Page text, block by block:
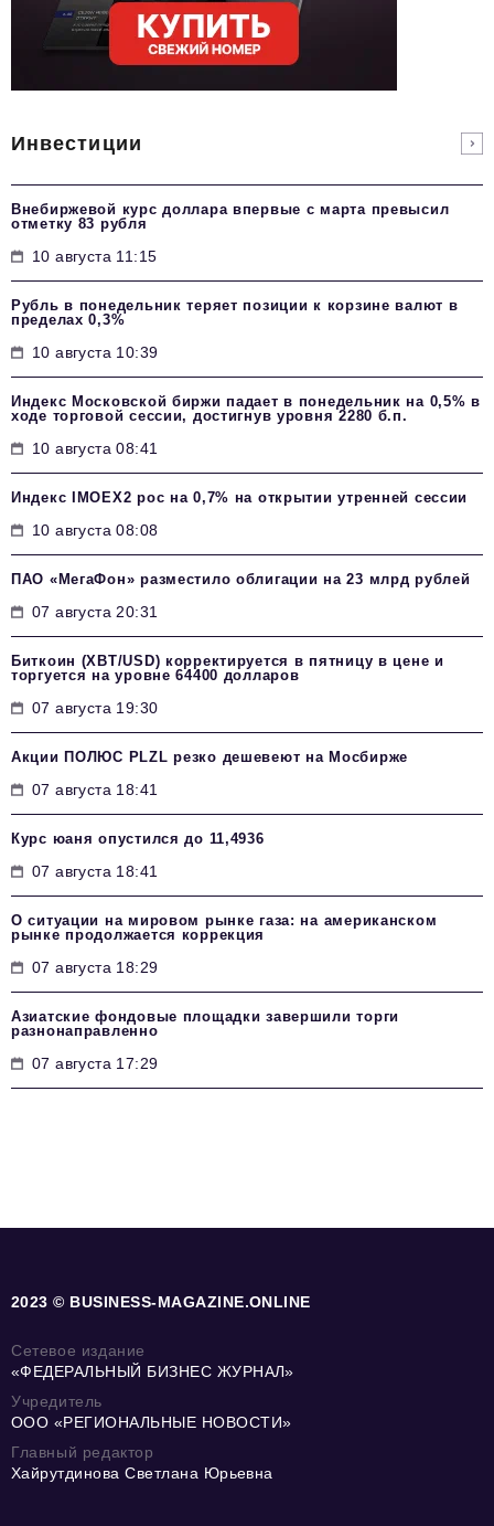
Инвестиции
Внебиржевой курс доллара впервые с марта превысил
отметку 83 рубля
10 августа 11:15
Рубль в понедельник теряет позиции к корзине валют в
пределах 0,3%
10 августа 10:39
Индекс Московской биржи падает в понедельник на 0,5% в
ходе торговой сессии, достигнув уровня 2280 б.п.
10 августа 08:41
Индекс IMOEX2 рос на 0,7% на открытии утренней сессии
10 августа 08:08
ПАО «МегаФон» разместило облигации на 23 млрд рублей
07 августа 20:31
Биткоин (XBT/USD) корректируется в пятницу в цене и
торгуется на уровне 64400 долларов
07 августа 19:30
Акции ПОЛЮС PLZL резко дешевеют на Мосбирже
07 августа 18:41
Курс юаня опустился до 11,4936
07 августа 18:41
О ситуации на мировом рынке газа: на американском
рынке продолжается коррекция
07 августа 18:29
Азиатские фондовые площадки завершили торги
разнонаправленно
07 августа 17:29
2023 © BUSINESS-MAGAZINE.ONLINE
Сетевое издание
«ФЕДЕРАЛЬНЫЙ БИЗНЕС ЖУРНАЛ»
Учредитель
ООО «РЕГИОНАЛЬНЫЕ НОВОСТИ»
Главный редактор
Хайрутдинова Светлана Юрьевна